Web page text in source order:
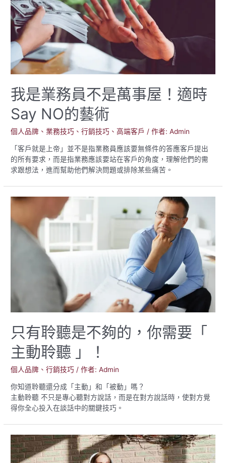
位
看
企
業
營
成
台
新
金
合
併
新
光
金，
吳
東
進、
東
竟
怎
麼
走
才
能
雙
我是業務員不是萬事屋！適時
Say NO的藝術
個人品牌 、業務技巧 、行銷技巧 、高端客戶 / 作者:Admin
「客戶就是上帝」並不是指業務員應該要無條件的答應客戶提出
的所有要求，而是指業務應該要站在客戶的角度，理解他們的需
求跟想法，進而幫助他們解決問題或排除某些痛苦。
只有聆聽是不夠的，你需要「
主動聆聽 」！
個人品牌 、行銷技巧 / 作者:Admin
你知道聆聽還分成「主動」和「被動」嗎？
主動聆聽 不只是專心聽對方說話，而是在對方說話時，使對方覺
得你全心投入在談話中的關鍵技巧。